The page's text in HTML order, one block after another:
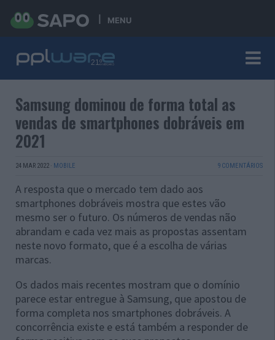
MENU
Samsung dominou de forma total as
vendas de smartphones dobráveis em
2021
24 MAR 2022 · MOBILE 9 COMENTÁRIOS
A resposta que o mercado tem dado aos
smartphones dobráveis mostra que estes vão
mesmo ser o futuro. Os números de vendas não
abrandam e cada vez mais as propostas assentam
neste novo formato, que é a escolha de várias
marcas.
Os dados mais recentes mostram que o domínio
parece estar entregue à Samsung, que apostou de
forma completa nos smartphones dobráveis. A
concorrência existe e está também a responder de